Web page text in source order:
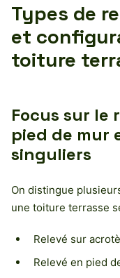
Types de
et
toiture
Focus sur le
pied de mur
singuliers
On distingue
une toiture terrasse
Relevé sur
Relevé en pied